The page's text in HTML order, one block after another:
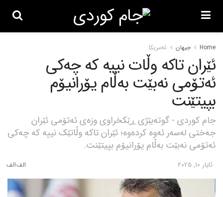
Home جیهان ئەمریکا
ئێران تاکە وڵات نییە کە چەکی
ئەتۆمی نەبێت بەڵام یۆرانیۆم
بپیتێنت
جام کوردی - گوتەبێژى ڕێکخراوی وزەى ئەتۆمی ئێران
جەختی لەسەر ئەوە کردەوە؛ ئێران تاکە وڵاتێک نییە کە چەکی
ئەتۆمی نەبێت بەڵام یۆرانیۆم بپیتێنت.
ئایار 10, 2025